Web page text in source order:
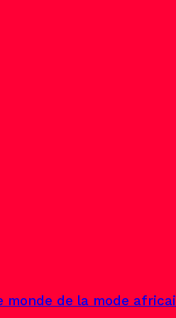
de la mode